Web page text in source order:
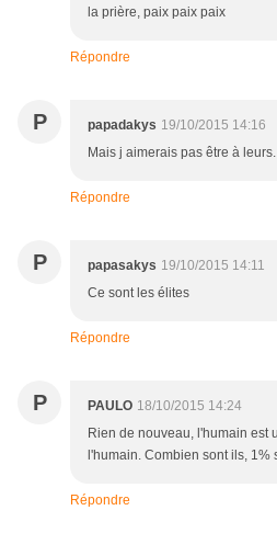
la prière, paix paix paix
Répondre
P papadakys 19/10/2015 14:16
Mais j aimerais pas être à
Répondre
P papasakys 19/10/2015 14:11
Ce sont les élites
Répondre
P PAULO 18/10/2015 14:24
Rien de nouveau, l'humain est
l'humain. Combien sont ils, 1%
Répondre